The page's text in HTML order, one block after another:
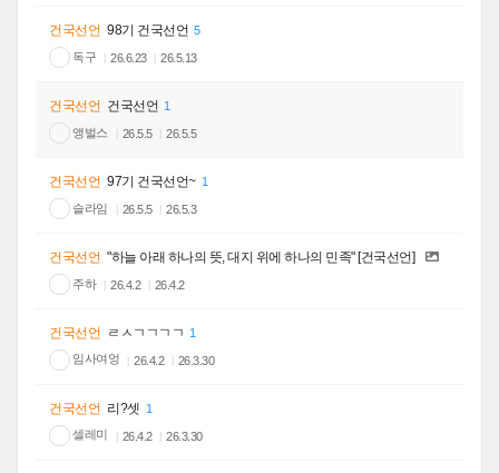
건국선언 98기 건국선언 5
독구
26.6.23 26.5.13
건국선언 건국선언 1
앵벌스
26.5.5 26.5.5
건국선언 97기 건국선언~ 1
슬라임
26.5.5 26.5.3
건국선언 "하늘 아래 하나의 뜻, 대지 위에 하나의 민족" [건국선언]
주하 26.4.2 26.4.2
건국선언 ㄹㅅㄱㄱㄱㄱ 1
임사여엉
26.4.2 26.3.30
건국선언 리?셋 1
셀레미
26.4.2 26.3.30